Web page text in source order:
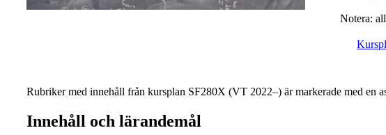
Notera:
Rubriker med innehåll från kursplan SF280X (VT 2022–) är markerade med en
Innehåll och lärandemål